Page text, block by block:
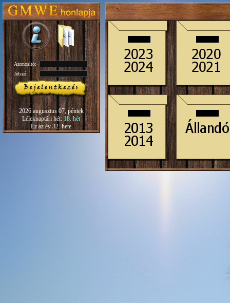
Azonosító:
Jelszó:
2026 augusztus 07, péntek
Léleknaptári hét:18. hét
Ez az év 32. hete